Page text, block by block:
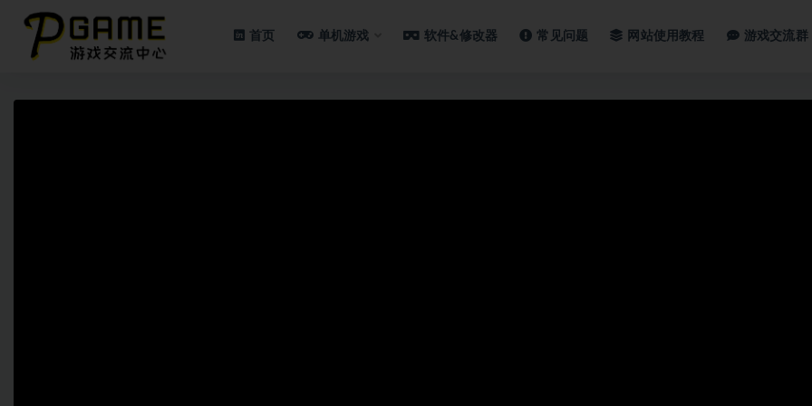
首页 单机游戏 软件&修改器 常见问题 网站使用教程 游戏交流群